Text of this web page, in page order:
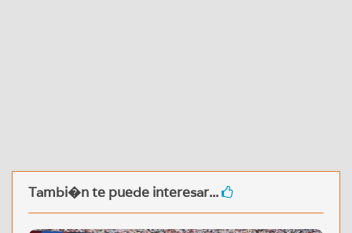
Tambi�n te puede interesar...